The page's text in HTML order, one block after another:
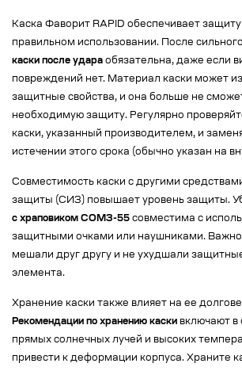
Каска Фаворит RAPID обеспечивает
правильном использовании. После
каски после удара обязательна, даже если
повреждений нет. Материал каски может
защитные свойства, и она больше не
необходимую защиту. Регулярно
каски, указанный производителем, и
истечении этого срока (обычно указан на
Совместимость каски с другими
защиты (СИЗ) повышает уровень защиты.
с храповиком СОМЗ-55 совместима с
защитными очками или наушниками.
мешали друг другу и не ухудшали
элемента.
Хранение каски также влияет на ее
Рекомендации по хранению каски включают в
прямых солнечных лучей и высоких
привести к деформации корпуса. Храните